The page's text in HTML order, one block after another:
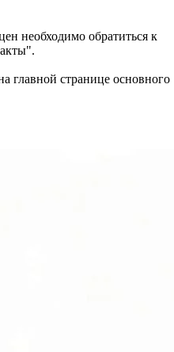
необходимо обратиться к
главной странице основного